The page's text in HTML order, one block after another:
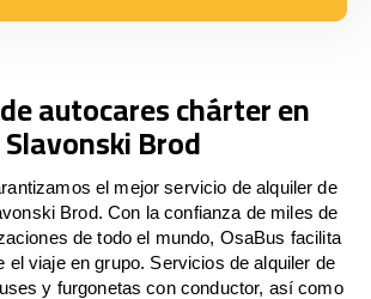
autocares chárter en
Slavonski Brod
el mejor servicio de alquiler de
Brod. Con la confianza de miles de
de todo el mundo, OsaBus facilita
el viaje en grupo. Servicios de alquiler de
y furgonetas con conductor, así como